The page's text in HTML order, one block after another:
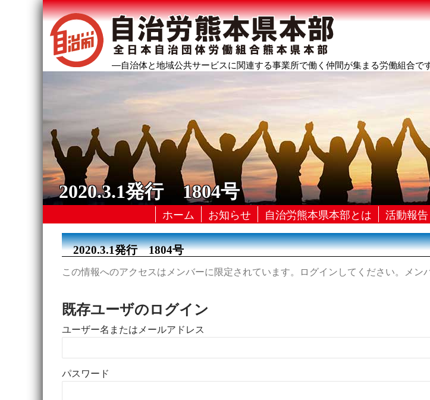
―自治体と地域公共サービスに関連する事業所で働く仲間が集まる労働組合で
2020.3.1発行 1804号
ホーム お知らせ 自治労熊本県本部とは 活動報告
2020.3.1発行 1804号
この情報へのアクセスはメンバーに限定されています。ログインしてください。メン
既存ユーザのログイン
ユーザー名またはメールアドレス
パスワード